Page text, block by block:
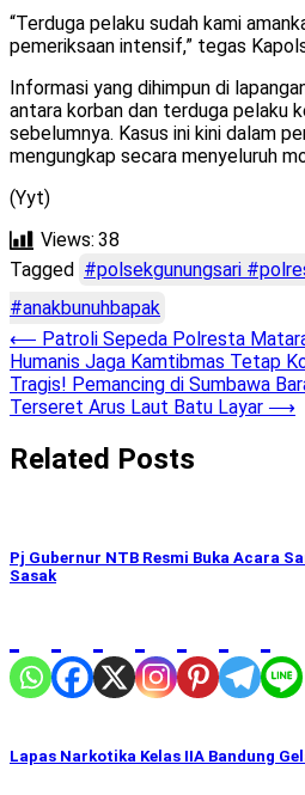
“Terduga pelaku sudah kami
pemeriksaan intensif,” tegas
Informasi yang dihimpun di
antara korban dan terduga pelaku
sebelumnya. Kasus ini kini dalam
mengungkap secara menyeluruh
(Yyt)
Views: 38
Tagged #polsekgunungsari
#anakbunuhbapak
Post
navigation
⟵ Patroli Sepeda Polresta
Humanis Jaga Kamtibmas Tetap
Tragis! Pemancing di Sumbawa
Terseret Arus Laut Batu Layar ⟶
Related Posts
Pj Gubernur NTB Resmi Buka Acara
Sasak
Lapas Narkotika Kelas IIA Bandung